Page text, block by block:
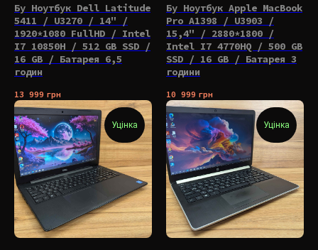
Бу Ноутбук Dell Latitude
5411 / U3270 / 14" /
1920*1080 FullHD / Intel
I7 10850H / 512 GB SSD /
16 GB / Батарея 6,5
годин
13 999 грн
Бу Ноутбук Apple MacBook
Pro A1398 / U3903 /
15,4" / 2880*1800 /
Intel I7 4770HQ / 500 GB
SSD / 16 GB / Батарея 3
години
10 999 грн
Уцінка Уцінка